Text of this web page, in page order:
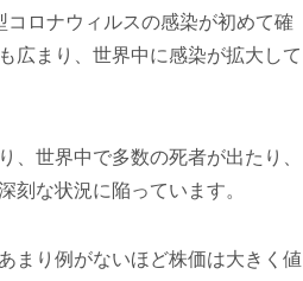
ロナウィルスの感染が初めて確
広まり、世界中に感染が拡大して
、世界中で多数の死者が出たり、
刻な状況に陥っています。
まり例がないほど株価は大きく値